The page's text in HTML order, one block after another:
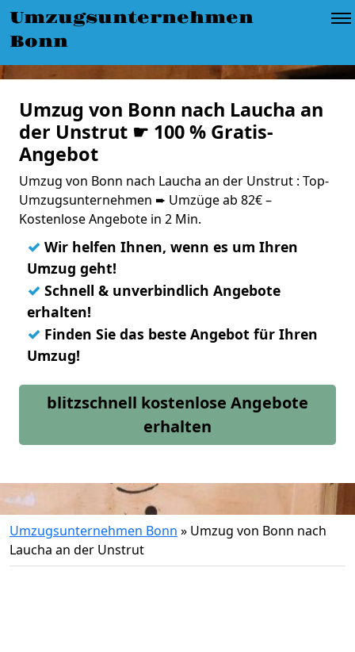
Umzugsunternehmen
Bonn
Umzug von Bonn nach Laucha an
der Unstrut ☛ 100 % Gratis-
Angebot
Umzug von Bonn nach Laucha an der Unstrut : Top-
Umzugsunternehmen ➨ Umzüge ab 82€ –
Kostenlose Angebote in 2 Min.
✓ Wir helfen Ihnen, wenn es um Ihren
Umzug geht!
✓ Schnell & unverbindlich Angebote
erhalten!
✓ Finden Sie das beste Angebot für Ihren
Umzug!
blitzschnell kostenlose Angebote
erhalten
Umzugsunternehmen Bonn » Umzug von Bonn nach
Laucha an der Unstrut